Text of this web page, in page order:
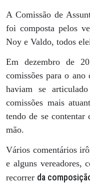
A Comissão de
foi composta pelos
Noy e Valdo, todos
Em dezembro de
comissões para o ano
haviam se
comissões mais
tendo de se contentar
mão.
Vários comentários
e alguns vereadores,
recorrer da